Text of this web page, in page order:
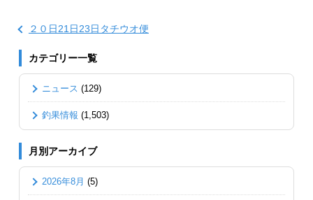
２０日21日23日タチウオ便
カテゴリー一覧
ニュース (129)
釣果情報 (1,503)
月別アーカイブ
2026年8月 (5)